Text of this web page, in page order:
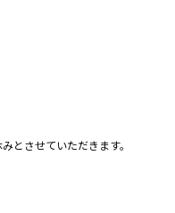
とさせていただきます。